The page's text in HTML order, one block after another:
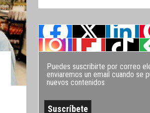
Puedes suscribirte por correo
enviaremos un email cuando se
nuevos contenidos